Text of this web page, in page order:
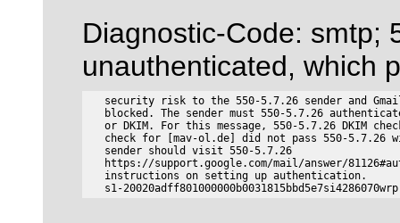
Diagnostic-Code: smtp;
unauthenticated, which
security risk to the 550-5.7.26 sender and
blocked. The sender must 550-5.7.26
or DKIM. For this message, 550-5.7.26 DKIM
check for [mav-ol.de] did not pass 550-5.7.26
sender should visit 550-5.7.26
https://support.google.com/mail/answer/
instructions on setting up authentication.